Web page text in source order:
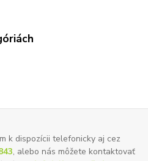
k dispozícii telefonicky aj cez
, alebo nás môžete kontaktovať